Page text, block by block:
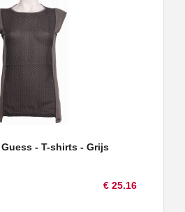
Guess - T-shirts - Grijs
€ 25.16